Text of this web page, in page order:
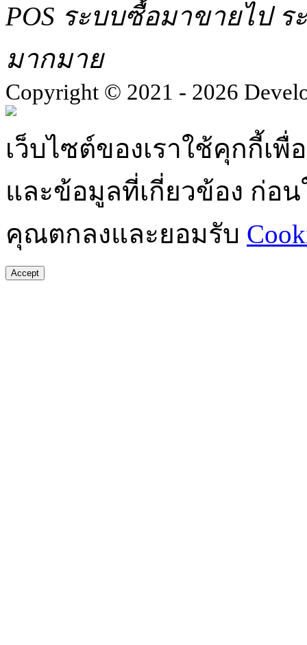
POS ระบบซื้อมาขายไป ร
มากมาย
Copyright © 2021 - 2026
เว็บไซต์ของเราใช้คุกกี้เ
และข้อมูลที่เกี่ยวข้อง ก่อน
คุณตกลงและยอมรับ
Accept